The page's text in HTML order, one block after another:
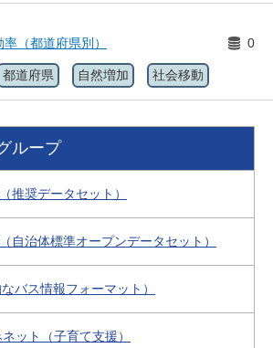
（都道府県別）
0
都道府県 自然増加 社会移動
ループ
推奨データセット）
自治体標準オープンデータセット）
バス情報フォーマット）
ット（子育て支援）